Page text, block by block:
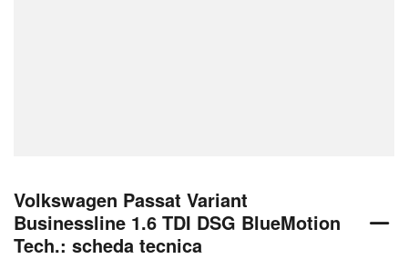
Volkswagen Passat Variant
Businessline 1.6 TDI DSG BlueMotion
Tech.: scheda tecnica